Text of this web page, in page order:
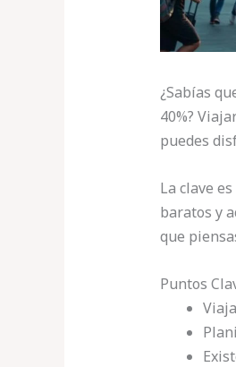
¿Sabías
40%?
puedes
La clave
baratos y
que
Puntos